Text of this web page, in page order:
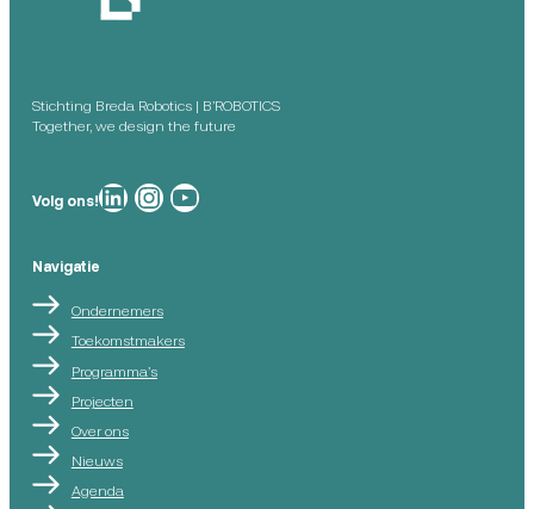
Stichting Breda Robotics | B’ROBOTICS
Together, we design the future
Volg ons!Breda Robotics op Breda Robotics op Instagram
Breda Robotics op
Navigatie
Ondernemers
Toekomstmakers
Programma’s
Projecten
Over ons
Nieuws
Agenda